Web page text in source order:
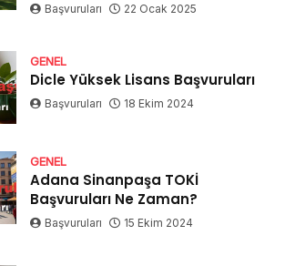
Başvuruları 22 Ocak 2025
GENEL
Dicle Yüksek Lisans Başvuruları
Başvuruları 18 Ekim 2024
GENEL
Adana Sinanpaşa TOKİ
Başvuruları Ne Zaman?
Başvuruları 15 Ekim 2024